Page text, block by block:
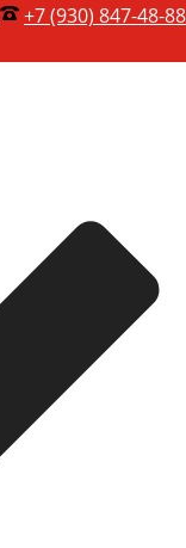
+7 (930) 847-48-88